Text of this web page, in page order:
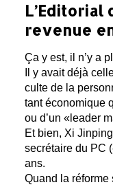
revenue
Ça y est, il n’y a
Il y avait déjà
culte de la
tant économique
ou d’un «leader
Et bien, Xi
secrétaire du PC
ans.
Quand la